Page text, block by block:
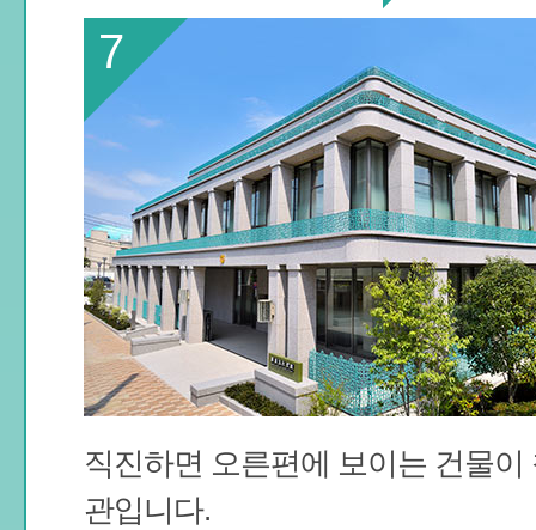
7
직진하면 오른편에 보이는 건물이
관입니다.